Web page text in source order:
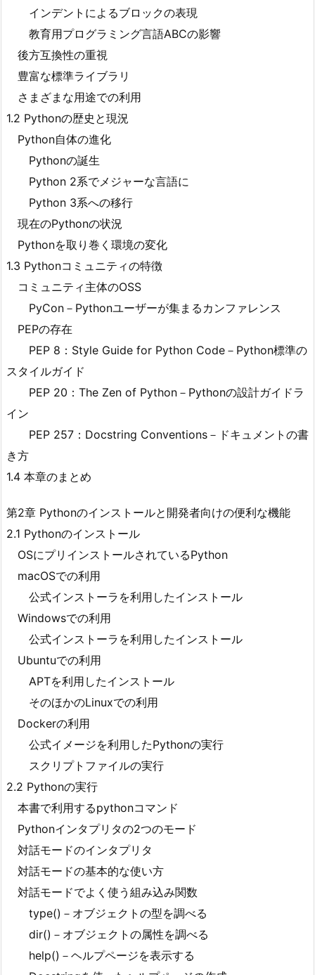
インデントによるブロックの表現
教育用プログラミング言語ABCの影響
後方互換性の重視
豊富な標準ライブラリ
さまざまな用途での利用
1.2 Pythonの歴史と現況
Python自体の進化
Pythonの誕生
Python 2系でメジャーな言語に
Python 3系への移行
現在のPythonの状況
Pythonを取り巻く環境の変化
1.3 Pythonコミュニティの特徴
コミュニティ主体のOSS
PyCon－Pythonユーザーが集まるカンファレンス
PEPの存在
PEP 8：Style Guide for Python Code－Python標準の
スタイルガイド
PEP 20：The Zen of Python－Pythonの設計ガイドラ
イン
PEP 257：Docstring Conventions－ドキュメントの書
き方
1.4 本章のまとめ
第2章 Pythonのインストールと開発者向けの便利な機能
2.1 Pythonのインストール
OSにプリインストールされているPython
macOSでの利用
公式インストーラを利用したインストール
Windowsでの利用
公式インストーラを利用したインストール
Ubuntuでの利用
APTを利用したインストール
そのほかのLinuxでの利用
Dockerの利用
公式イメージを利用したPythonの実行
スクリプトファイルの実行
2.2 Pythonの実行
本書で利用するpythonコマンド
Pythonインタプリタの2つのモード
対話モードのインタプリタ
対話モードの基本的な使い方
対話モードでよく使う組み込み関数
type()－オブジェクトの型を調べる
dir()－オブジェクトの属性を調べる
help()－ヘルプページを表示する